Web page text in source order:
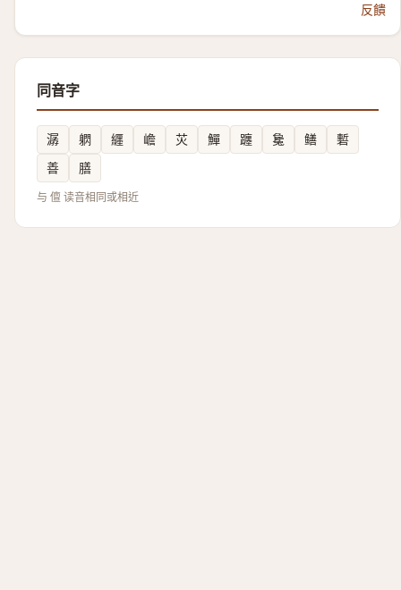
反饋
同音字
潺 䠾 纒 嶦 苂 鱓 躔 毚 鳝
磛
善
膳
与 儃 读音相同或相近